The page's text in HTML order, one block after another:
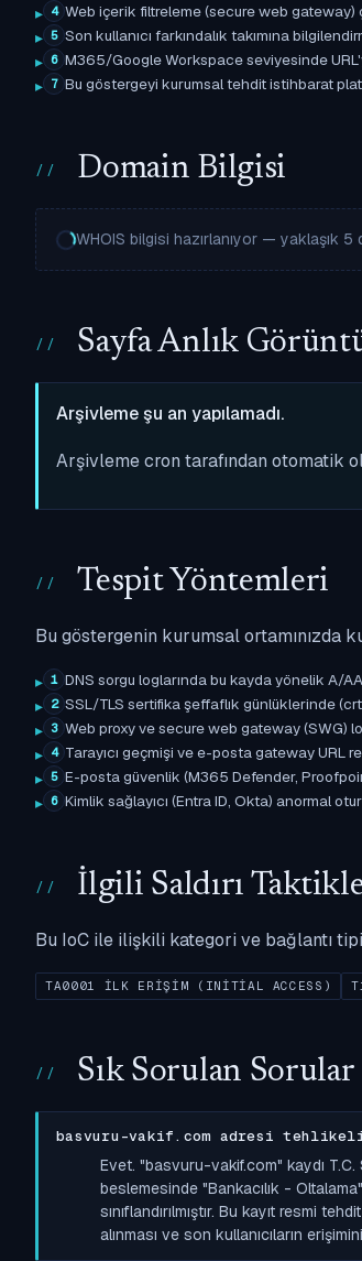
4 Web içerik filtreleme (secure web gateway)
5 Son kullanıcı farkındalık takımına
6 M365/Google Workspace seviyesinde
7 Bu göstergeyi kurumsal tehdit istihbarat
Domain Bilgisi
WHOIS bilgisi hazırlanıyor — yaklaşık
Sayfa Anlık
Arşivleme şu an yapılamadı.
Arşivleme cron tarafından otomatik
Tespit Yöntemleri
Bu göstergenin kurumsal ortamınızda
1 DNS sorgu loglarında bu kayda yönelik A/
2 SSL/TLS sertifika şeffaflık günlüklerinde
3 Web proxy ve secure web gateway (SWG)
4 Tarayıcı geçmişi ve e-posta gateway URL
5 E-posta güvenlik (M365 Defender,
6 Kimlik sağlayıcı (Entra ID, Okta) anormal
İlgili Saldırı
Bu IoC ile ilişkili kategori ve bağlantı
TA0001 İLK ERIŞIM (INITIAL ACCESS)
Sık Sorulan Sorular
basvuru-vakif.com adresi
Evet. "basvuru-vakif.com" kaydı T.C.
beslemesinde "Bankacılık -
sınıflandırılmıştır. Bu kayıt resmi
alınması ve son kullanıcıların